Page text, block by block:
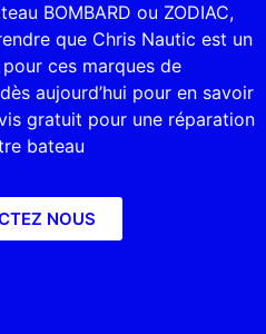
BOMBARD ou ZODIAC,
que Chris Nautic est un
ces marques de
aujourd’hui pour en savoir
gratuit pour une réparation
bateau
NOUS